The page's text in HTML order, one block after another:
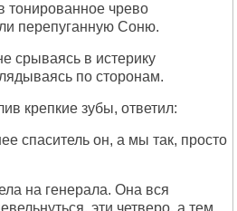
тонированное чрево
перепуганную Соню.
срываясь в истерику
по сторонам.
крепкие зубы, ответил:
спаситель он, а мы так, просто
на генерала. Она вся
эти четверо, а тем